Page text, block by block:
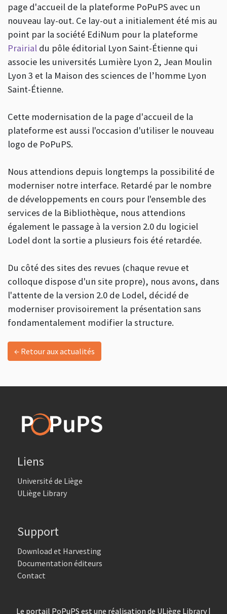
page d'accueil de la plateforme PoPuPS avec un
nouveau lay-out. Ce lay-out a initialement été mis au
point par la société EdiNum pour la plateforme
Prairial du pôle éditorial Lyon Saint-Étienne qui
associe les universités Lumière Lyon 2, Jean Moulin
Lyon 3 et la Maison des sciences de l’homme Lyon
Saint-Étienne.
Cette modernisation de la page d'accueil de la
plateforme est aussi l'occasion d'utiliser le nouveau
logo de PoPuPS.
Nous attendions depuis longtemps la possibilité de
moderniser notre interface. Retardé par le nombre
de développements en cours pour l'ensemble des
services de la Bibliothèque, nous attendions
également le passage à la version 2.0 du logiciel
Lodel dont la sortie a plusieurs fois été retardée.
Du côté des sites des revues (chaque revue et
colloque dispose d'un site propre), nous avons, dans
l'attente de la version 2.0 de Lodel, décidé de
moderniser provisoirement la présentation sans
fondamentalement modifier la structure.
← Retour aux actualités
Liens
Université de Liège
ULiège Library
Support
Download et Harvesting
Documentation éditeurs
Contact
Le portail PoPuPS est une réalisation de ULiège Library |